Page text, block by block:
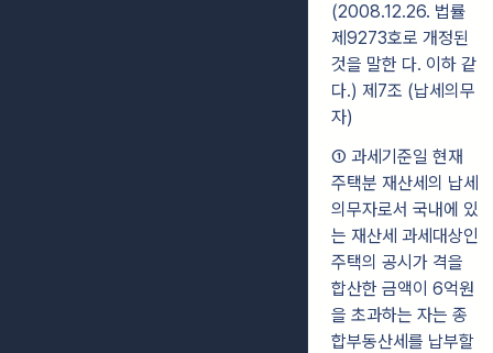
(2008.12.26. 법률
제9273호로 개정된
것을 말한 다. 이하 같
다.) 제7조 (납세의무
자)
① 과세기준일 현재
주택분 재산세의 납세
의무자로서 국내에 있
는 재산세 과세대상인
주택의 공시가 격을
합산한 금액이 6억원
을 초과하는 자는 종
합부동산세를 납부할